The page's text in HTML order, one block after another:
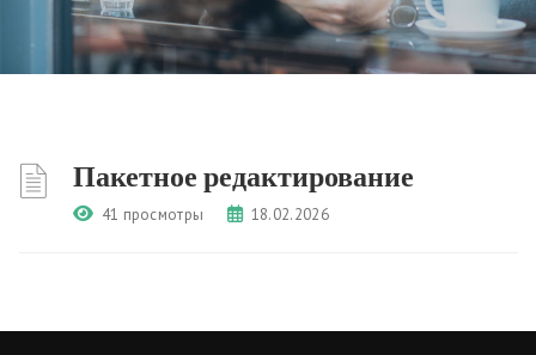
Пакетное редактирование
41 просмотры 18.02.2026